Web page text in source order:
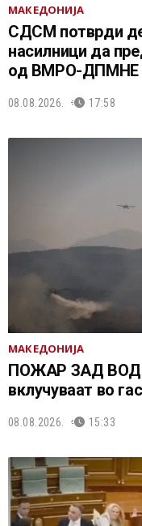
МАКЕДОНИЈА
СДСМ потврди
насилници да
од ВМРО-ДПМНЕ
08.08.2026. 17:58
МАКЕДОНИЈА
ПОЖАР ЗАД
вклучуваат во
08.08.2026. 15:33